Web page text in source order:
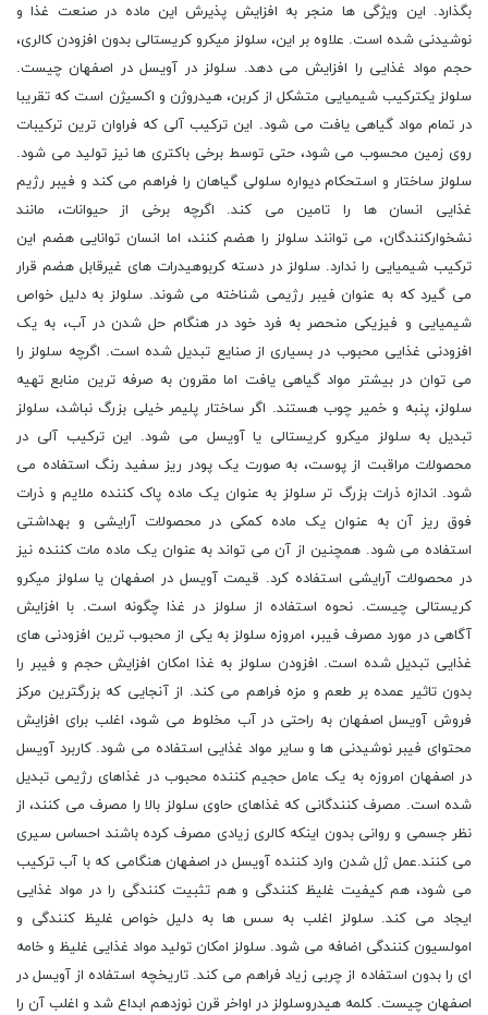
بگذارد. این ویژگی ها منجر به افزایش پذیرش این ماده در صنعت غذا و
نوشیدنی شده است. علاوه بر این، سلولز میکرو کریستالی بدون افزودن کالری،
حجم مواد غذایی را افزایش می دهد. سلولز در آویسل در اصفهان چیست.
سلولز یکترکیب شیمیایی متشکل از کربن، هیدروژن و اکسیژن است که تقریبا
در تمام مواد گیاهی یافت می شود. این ترکیب آلی که فراوان ‌ترین ترکیبات
روی زمین محسوب می ‌شود، حتی توسط برخی باکتری ‌ها نیز تولید می شود.
سلولز ساختار و استحکام دیواره سلولی گیاهان را فراهم می کند و فیبر رژیم
غذایی انسان ها را تامین می کند. اگرچه برخی از حیوانات، مانند
نشخوارکنندگان، می توانند سلولز را هضم کنند، اما انسان توانایی هضم این
ترکیب شیمیایی را ندارد. سلولز در دسته کربوهیدرات های غیرقابل هضم قرار
می گیرد که به عنوان فیبر رژیمی شناخته می شوند. سلولز به دلیل خواص
شیمیایی و فیزیکی منحصر به فرد خود در هنگام حل شدن در آب، به یک
افزودنی غذایی محبوب در بسیاری از صنایع تبدیل شده است. اگرچه سلولز را
می توان در بیشتر مواد گیاهی یافت اما مقرون به صرفه ترین منابع تهیه
سلولز، پنبه و خمیر چوب هستند. اگر ساختار پلیمر خیلی بزرگ نباشد، سلولز
تبدیل به سلولز میکرو کریستالی یا آویسل می شود. این ترکیب آلی در
محصولات مراقبت از پوست، به صورت یک پودر ریز سفید رنگ استفاده می
شود. اندازه ذرات بزرگ تر سلولز به عنوان یک ماده پاک کننده ملایم و ذرات
فوق ریز آن به عنوان یک ماده کمکی در محصولات آرایشی و بهداشتی
استفاده می شود. همچنین از آن می تواند به عنوان یک ماده مات کننده نیز
در محصولات آرایشی استفاده کرد. قیمت آویسل در اصفهان یا سلولز میکرو
کریستالی چیست. نحوه استفاده از سلولز در غذا چگونه است. با افزایش
آگاهی در مورد مصرف فیبر، امروزه سلولز به یکی از محبوب ترین افزودنی های
غذایی تبدیل شده است. افزودن سلولز به غذا امکان افزایش حجم و فیبر را
بدون تاثیر عمده بر طعم و مزه فراهم می کند. از آنجایی که بزرگترین مرکز
فروش آویسل اصفهان به راحتی در آب مخلوط می ‌شود، اغلب برای افزایش
محتوای فیبر نوشیدنی ‌ها و سایر مواد غذایی استفاده می شود. کاربرد آویسل
در اصفهان امروزه به یک عامل حجیم کننده محبوب در غذاهای رژیمی تبدیل
شده است. مصرف کنندگانی که غذاهای حاوی سلولز بالا را مصرف می کنند، از
نظر جسمی و روانی بدون اینکه کالری زیادی مصرف کرده باشند احساس سیری
می کنند.عمل ژل شدن وارد کننده آویسل در اصفهان هنگامی که با آب ترکیب
می شود، هم کیفیت غلیظ کنندگی و هم تثبیت کنندگی را در مواد غذایی
ایجاد می کند. سلولز اغلب به سس ها به دلیل خواص غلیظ کنندگی و
امولسیون کنندگی اضافه می شود. سلولز امکان تولید مواد غذایی غلیظ و خامه
ای را بدون استفاده از چربی زیاد فراهم می کند. تاریخچه استفاده از آویسل در
اصفهان چیست. کلمه هیدروسلولز در اواخر قرن نوزدهم ابداع شد و اغلب آن را